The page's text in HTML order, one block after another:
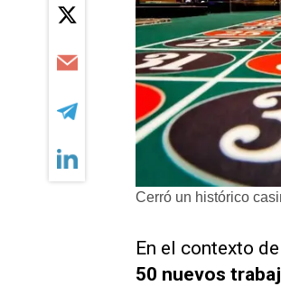
Cerró un histórico
En el contexto
50 nuevos